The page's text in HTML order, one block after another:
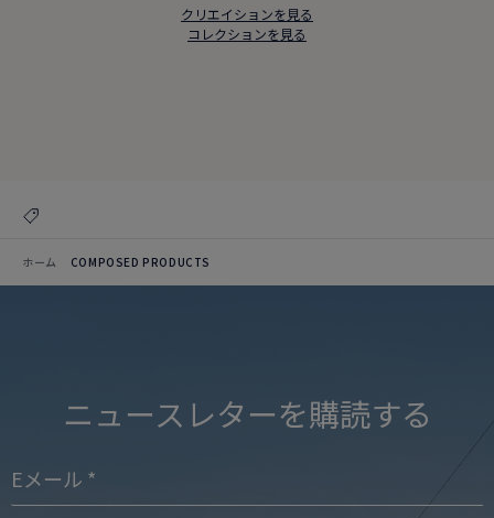
クリエイションを見る
コレクションを見る
ホーム COMPOSED PRODUCTS
ニュースレターを購読する